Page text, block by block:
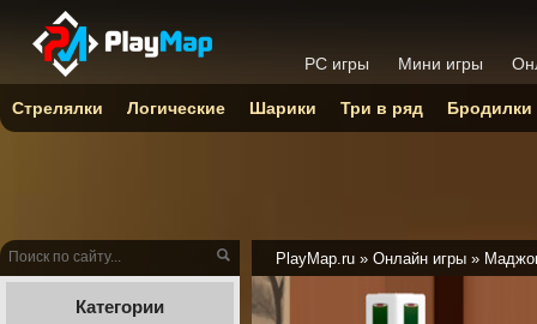
PlayMap.ru » Онлайн игры »
Категории
PC игры Мини игры
Стрелялки Логические Шарики Три в ряд Бродилки